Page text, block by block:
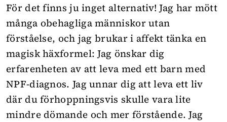
För det finns ju inget alternativ! Jag har mött
många obehagliga människor utan
förståelse, och jag brukar i affekt tänka en
magisk häxformel: Jag önskar dig
erfarenheten av att leva med ett barn med
NPF-diagnos. Jag unnar dig att leva ett liv
där du förhoppningsvis skulle vara lite
mindre dömande och mer förstående. Jag